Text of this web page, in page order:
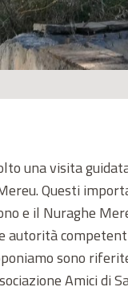
una visita
Mereu. Questi
e il Nuraghe
autorità
sono
Amici